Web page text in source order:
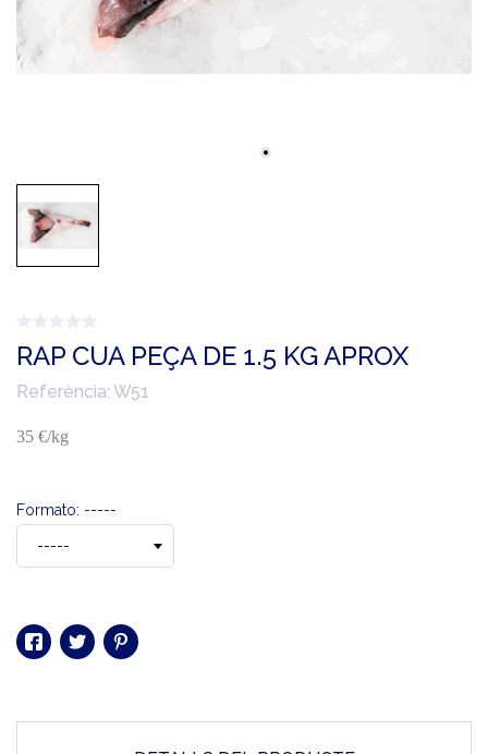
RAP CUA PEÇA DE 1.5 KG APROX
Referència: W51
35 €/kg
Formato: -----